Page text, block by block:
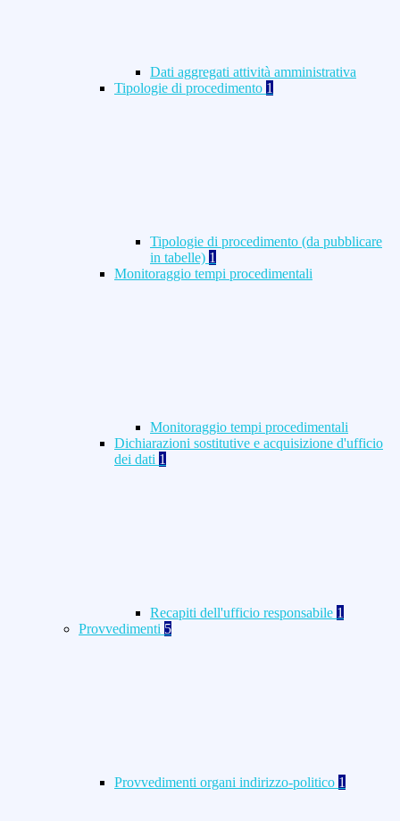
Dati aggregati attività amministrativa
Tipologie di procedimento 1
Tipologie di procedimento (da pubblicare
in tabelle) 1
Monitoraggio tempi procedimentali
Monitoraggio tempi procedimentali
Dichiarazioni sostitutive e acquisizione d'ufficio
dei dati 1
Recapiti dell'ufficio responsabile 1
Provvedimenti 5
Provvedimenti organi indirizzo-politico 1